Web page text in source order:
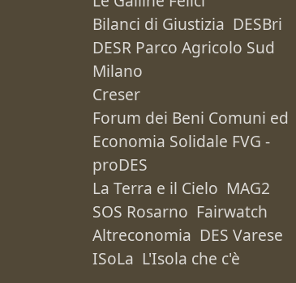
Bilanci di Giustizia DESBri
DESR Parco Agricolo Sud
Milano
Creser
Forum dei Beni Comuni ed
Economia Solidale FVG -
proDES
La Terra e il Cielo MAG2
SOS Rosarno Fairwatch
Altreconomia DES Varese
ISoLa L'Isola che c'è